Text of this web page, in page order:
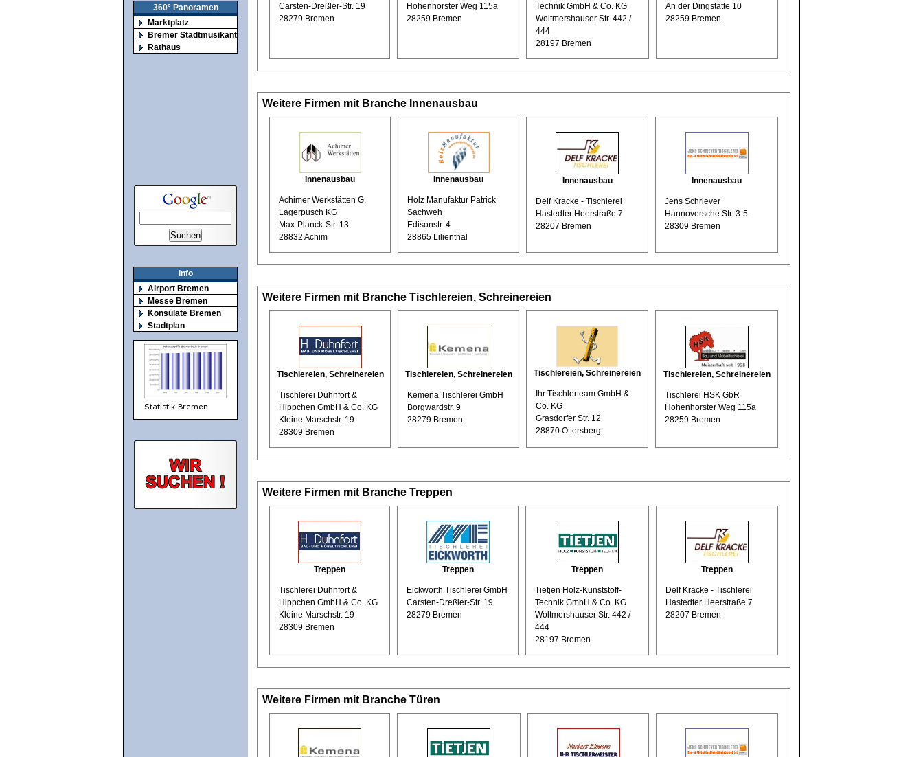
360° Panoramen
Marktplatz
Bremer Stadtmusikanten
Rathaus
Info
Airport Bremen
Messe Bremen
Konsulate Bremen
Stadtplan
Carsten-Dreßler-Str. 19
28279 Bremen
Hohenhorster Weg 115a
28259 Bremen
Technik GmbH & Co. KG
Woltmershauser Str. 442 /
444
28197 Bremen
An der Dingstätte 10
28259 Bremen
Weitere Firmen mit Branche Innenausbau
Innenausbau
Achimer Werkstätten G.
Lagerpusch KG
Max-Planck-Str. 13
28832 Achim
Innenausbau
Holz Manufaktur Patrick
Sachweh
Edisonstr. 4
28865 Lilienthal
Innenausbau
Delf Kracke - Tischlerei
Hastedter Heerstraße 7
28207 Bremen
Innenausbau
Jens Schriever
Hannoversche Str. 3-5
28309 Bremen
Weitere Firmen mit Branche Tischlereien, Schreinereien
Tischlereien, Schreinereien
Tischlerei Dühnfort &
Hippchen GmbH & Co. KG
Kleine Marschstr. 19
28309 Bremen
Tischlereien, Schreinereien
Kemena Tischlerei GmbH
Borgwardstr. 9
28279 Bremen
Tischlereien, Schreinereien
Ihr Tischlerteam GmbH &
Co. KG
Grasdorfer Str. 12
28870 Ottersberg
Tischlereien, Schreinereien
Tischlerei HSK GbR
Hohenhorster Weg 115a
28259 Bremen
Weitere Firmen mit Branche Treppen
Treppen
Tischlerei Dühnfort &
Hippchen GmbH & Co. KG
Kleine Marschstr. 19
28309 Bremen
Treppen
Eickworth Tischlerei GmbH
Carsten-Dreßler-Str. 19
28279 Bremen
Treppen
Tietjen Holz-Kunststoff-
Technik GmbH & Co. KG
Woltmershauser Str. 442 /
444
28197 Bremen
Treppen
Delf Kracke - Tischlerei
Hastedter Heerstraße 7
28207 Bremen
Weitere Firmen mit Branche Türen